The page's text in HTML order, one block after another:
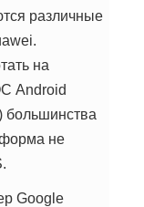
й
различные
на
Android
большинства
не
Google